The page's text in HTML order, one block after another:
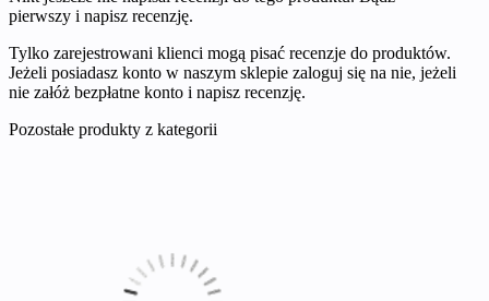
pierwszy i napisz recenzję.
Tylko zarejestrowani klienci mogą pisać recenzje do produktów.
Jeżeli posiadasz konto w naszym sklepie zaloguj się na nie, jeżeli
nie załóż bezpłatne konto i napisz recenzję.
Pozostałe produkty z kategorii